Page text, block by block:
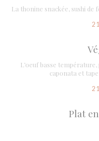
La thonine snackée, sushi
L’oeuf basse
caponata et
Plat